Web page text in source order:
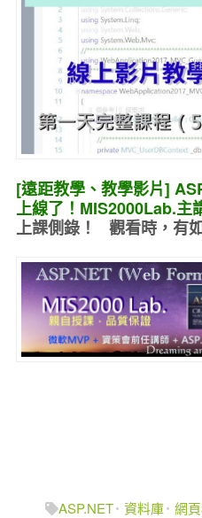
[遠距教學、教學影片]
上線了！MIS2000Lab.主
上課側錄！ 觀看時，有
ASP.NET 資料庫 網